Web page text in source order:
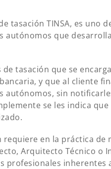
tasación TINSA, es uno
autónomos que
de tasación que se
y que al cliente
autónomos, sin
se les indica
requiere en la práctica
Arquitecto Técnico o
profesionales inherentes